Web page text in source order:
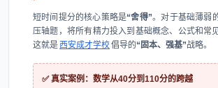
短时间提分的核心策略是“舍得”。对于基础薄弱
压轴题，将所有精力投入到基础概念、公式和常
这就是西安成才学校倡导的“固本、强基”战略。
✅ 真实案例：数学从40分到110分的跨越